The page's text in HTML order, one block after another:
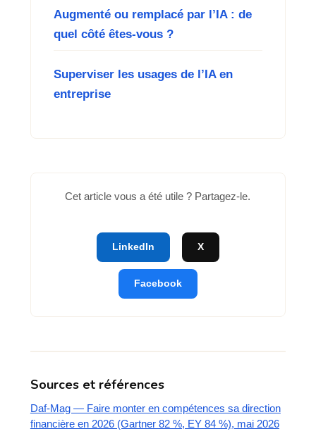
Augmenté ou remplacé par l’IA : de
quel côté êtes-vous ?
Superviser les usages de l’IA en
entreprise
Cet article vous a été utile ? Partagez-le.
LinkedIn X
Facebook
Sources et références
Daf-Mag — Faire monter en compétences sa direction
financière en 2026 (Gartner 82 %, EY 84 %), mai 2026